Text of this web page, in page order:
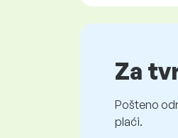
Za
Pošteno
plaći.